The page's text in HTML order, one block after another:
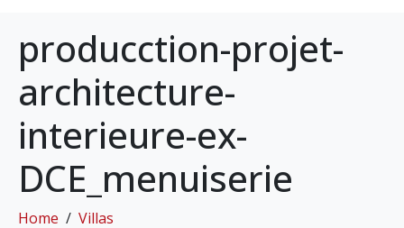
producction-projet-
architecture-
interieure-ex-
DCE_menuiserie
Home
Villas